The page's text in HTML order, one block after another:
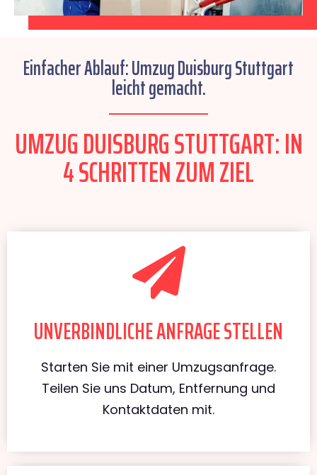
Einfacher Ablauf: Umzug Duisburg Stuttgart
leicht gemacht.
UMZUG DUISBURG STUTTGART: IN
4 SCHRITTEN ZUM ZIEL
UNVERBINDLICHE ANFRAGE STELLEN
Starten Sie mit einer Umzugsanfrage.
Teilen Sie uns Datum, Entfernung und
Kontaktdaten mit.